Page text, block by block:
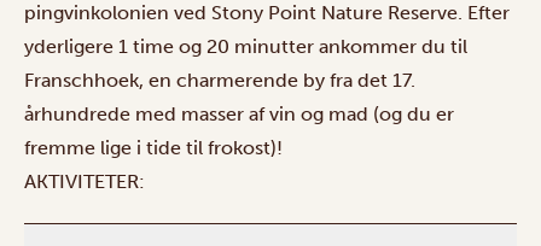
pingvinkolonien ved Stony Point Nature Reserve. Efter
yderligere 1 time og 20 minutter ankommer du til
Franschhoek, en charmerende by fra det 17.
århundrede med masser af vin og mad (og du er
fremme lige i tide til frokost)!
AKTIVITETER: